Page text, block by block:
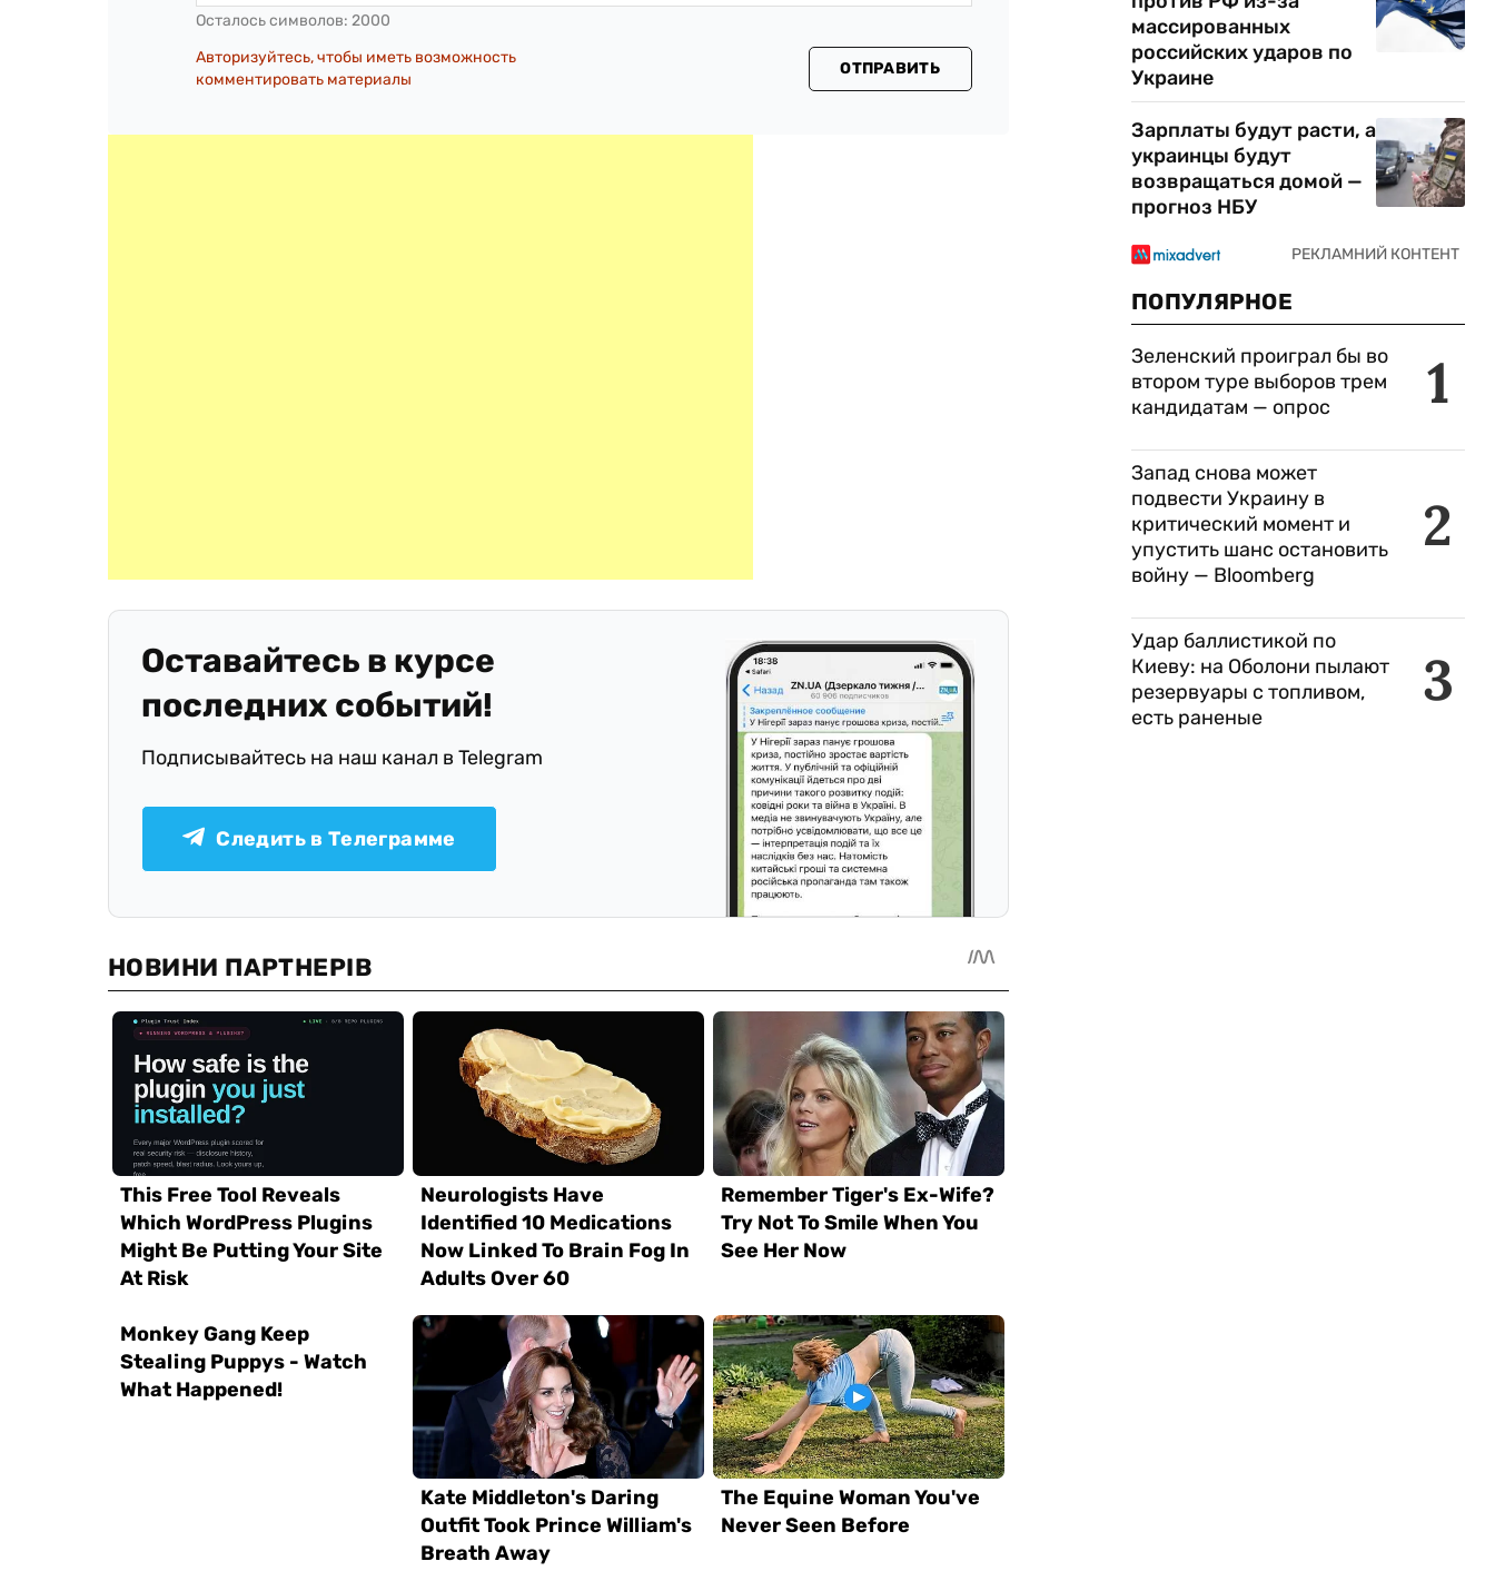
Осталось символов: 2000
Авторизуйтесь, чтобы иметь возможность
комментировать материалы
ОТПРАВИТЬ
Оставайтесь в курсе
последних событий!
Подписывайтесь на наш канал в Telegram
Следить в Телеграмме
массированных
российских ударов по
Украине
Зарплаты будут расти, а
украинцы будут
возвращаться домой —
прогноз НБУ
ПОПУЛЯРНОЕ
1
Зеленский проиграл бы во
втором туре выборов трем
кандидатам — опрос
2
Запад снова может
подвести Украину в
критический момент и
упустить шанс остановить
войну — Bloomberg
3
Удар баллистикой по
Киеву: на Оболони пылают
резервуары с топливом,
есть раненые